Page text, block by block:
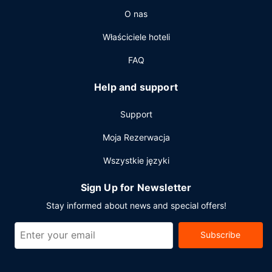
South Kingstown, hotel oferuje pomieszczenia
powierzchni 63 m kw. (680 stopy kwadratowe).
Udogodnienia na miejscu to bezpłatne parkowanie
O nas
Właściciele hoteli
FAQ
Help and support
Support
Moja Rezerwacja
Wszystkie języki
Sign Up for Newsletter
Stay informed about news and special offers!
Subscribe